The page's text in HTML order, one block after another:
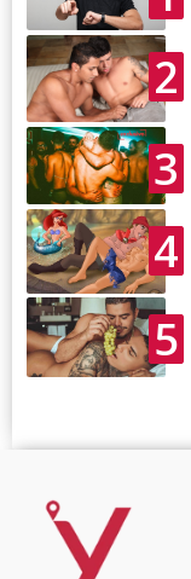
2
3
4
5